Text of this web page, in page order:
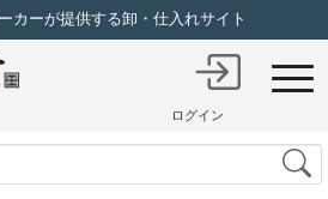
カーが提供する卸・仕入れサイト
ログイン